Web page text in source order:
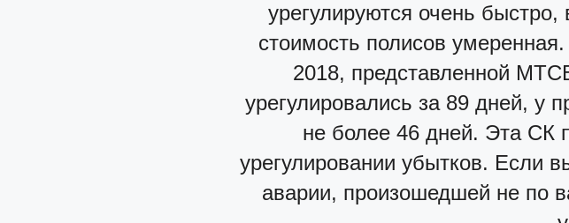
урегулируются очень
стоимость полисов
2018, представленной
урегулировались за 89 дней, у
не более 46 дней. Эта СК
урегулировании убытков.
аварии, произошедшей не по